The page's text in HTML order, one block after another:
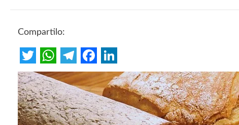
Compartilo:
Twitter
WhatsApp
Telegram
Facebook
LinkedIn